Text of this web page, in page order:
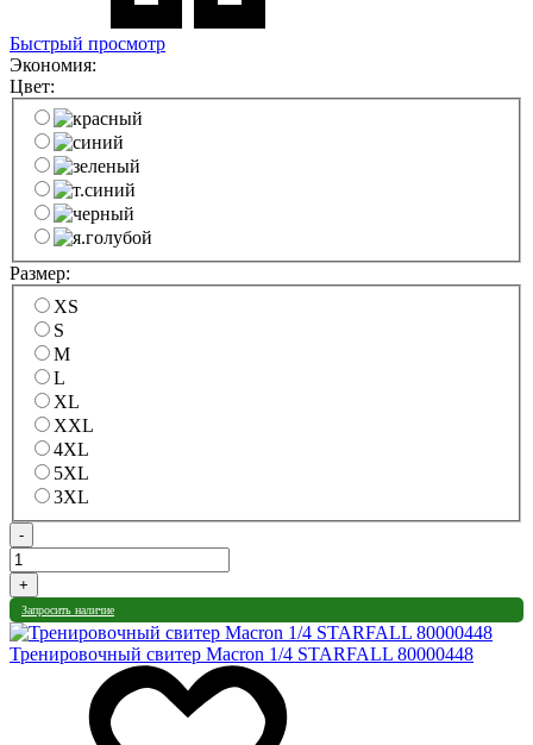
Быстрый просмотр
Экономия:
Цвет:
Размер:
XS
S
M
L
XL
XXL
4XL
5XL
3XL
-
+
Запросить наличие
Тренировочный свитер Macron 1/4 STARFALL 80000448